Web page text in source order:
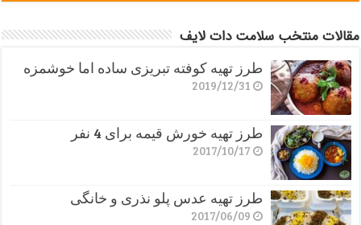
مقالات منتخب سلامت دات لایف
طرز تهیه کوفته تبریزی ساده اما خوشمزه
2019/12/31
طرز تهیه خورش قیمه برای 4 نفر
2017/10/17
طرز تهیه عدس پلو نذری و خانگی
2017/06/09